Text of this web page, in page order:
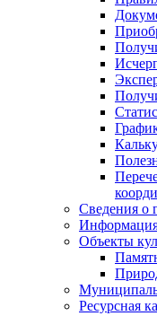
Сведения о
Информация
Объекты
Ресурсная